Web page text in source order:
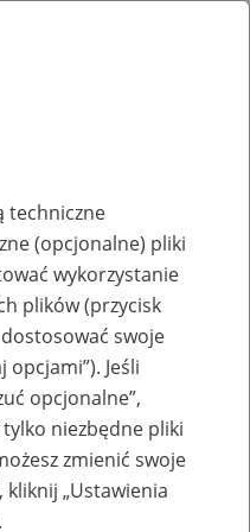
lub
pracy
techniczne
(opcjonalne) pliki
wykorzystanie
plików (przycisk
swoje
opcjami”). Jeśli
opcjonalne”,
niezbędne pliki
zmienić swoje
„Ustawienia